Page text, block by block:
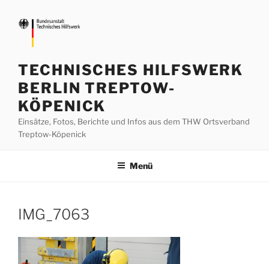
Inhalt
springen
TECHNISCHES HILFSWERK
BERLIN TREPTOW-
KÖPENICK
Einsätze, Fotos, Berichte und Infos aus dem THW Ortsverband
Treptow-Köpenick
Menü
IMG_7063